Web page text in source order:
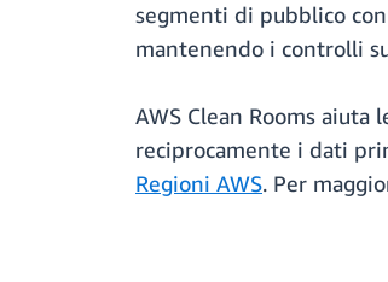
segmenti di pubblico
mantenendo i controlli
AWS Clean Rooms
reciprocamente i dati
Regioni AWS. Per